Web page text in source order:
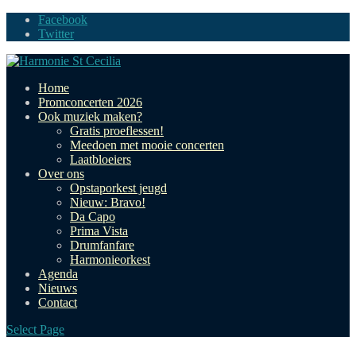
Facebook
Twitter
Home
Promconcerten 2026
Ook muziek maken?
Gratis proeflessen!
Meedoen met mooie concerten
Laatbloeiers
Over ons
Opstaporkest jeugd
Nieuw: Bravo!
Da Capo
Prima Vista
Drumfanfare
Harmonieorkest
Agenda
Nieuws
Contact
Select Page